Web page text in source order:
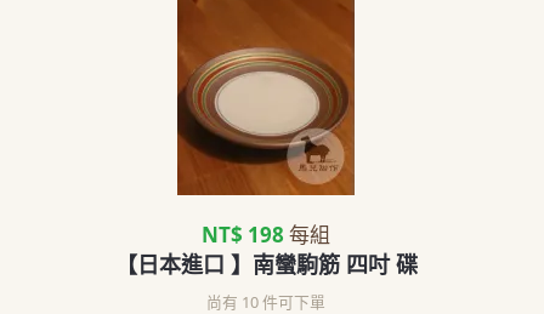
NT$ 198 每組
【日本進口 】南蠻駒筋 四吋 碟
尚有 10 件可下單